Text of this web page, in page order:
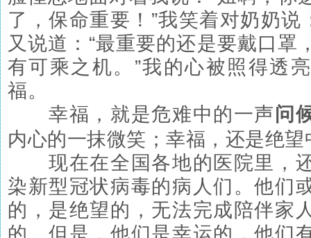
了，保命重要！”我笑着对奶奶说
又说道：“最重要的还是要戴口罩
有可乘之机。”我的心被照得透
福。
幸福，就是危难中的一声问
内心的一抹微笑；幸福，还是绝
现在在全国各地的医院里，
染新型冠状病毒的病人们。他们
的，是绝望的，无法完成陪伴家
的。但是，他们是幸运的，他们